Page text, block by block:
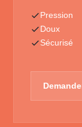
Pression
Doux
Sécurisé